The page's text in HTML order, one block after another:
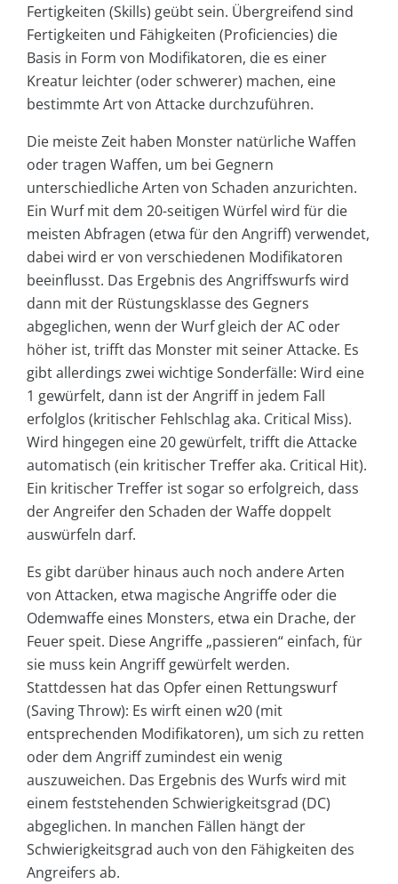
Fertigkeiten (Skills) geübt sein. Übergreifend sind
Fertigkeiten und Fähigkeiten (Proficiencies) die
Basis in Form von Modifikatoren, die es einer
Kreatur leichter (oder schwerer) machen, eine
bestimmte Art von Attacke durchzuführen.
Die meiste Zeit haben Monster natürliche Waffen
oder tragen Waffen, um bei Gegnern
unterschiedliche Arten von Schaden anzurichten.
Ein Wurf mit dem 20-seitigen Würfel wird für die
meisten Abfragen (etwa für den Angriff) verwendet,
dabei wird er von verschiedenen Modifikatoren
beeinflusst. Das Ergebnis des Angriffswurfs wird
dann mit der Rüstungsklasse des Gegners
abgeglichen, wenn der Wurf gleich der AC oder
höher ist, trifft das Monster mit seiner Attacke. Es
gibt allerdings zwei wichtige Sonderfälle: Wird eine
1 gewürfelt, dann ist der Angriff in jedem Fall
erfolglos (kritischer Fehlschlag aka. Critical Miss).
Wird hingegen eine 20 gewürfelt, trifft die Attacke
automatisch (ein kritischer Treffer aka. Critical Hit).
Ein kritischer Treffer ist sogar so erfolgreich, dass
der Angreifer den Schaden der Waffe doppelt
auswürfeln darf.
Es gibt darüber hinaus auch noch andere Arten
von Attacken, etwa magische Angriffe oder die
Odemwaffe eines Monsters, etwa ein Drache, der
Feuer speit. Diese Angriffe „passieren“ einfach, für
sie muss kein Angriff gewürfelt werden.
Stattdessen hat das Opfer einen Rettungswurf
(Saving Throw): Es wirft einen w20 (mit
entsprechenden Modifikatoren), um sich zu retten
oder dem Angriff zumindest ein wenig
auszuweichen. Das Ergebnis des Wurfs wird mit
einem feststehenden Schwierigkeitsgrad (DC)
abgeglichen. In manchen Fällen hängt der
Schwierigkeitsgrad auch von den Fähigkeiten des
Angreifers ab.